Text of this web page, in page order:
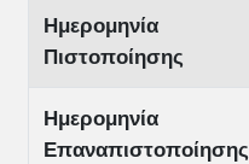
Ημερομηνία
Πιστοποίησης
Ημερομηνία
Επαναπιστοποίησης